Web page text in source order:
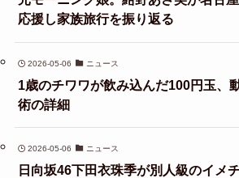
応援し家族旅行を振り返る
2026-05-06 ニュース
1歳のチワワが飲み込んだ100円玉、
術の詳細
2026-05-06 ニュース
日向坂46下田衣珠季が別人級のイメ